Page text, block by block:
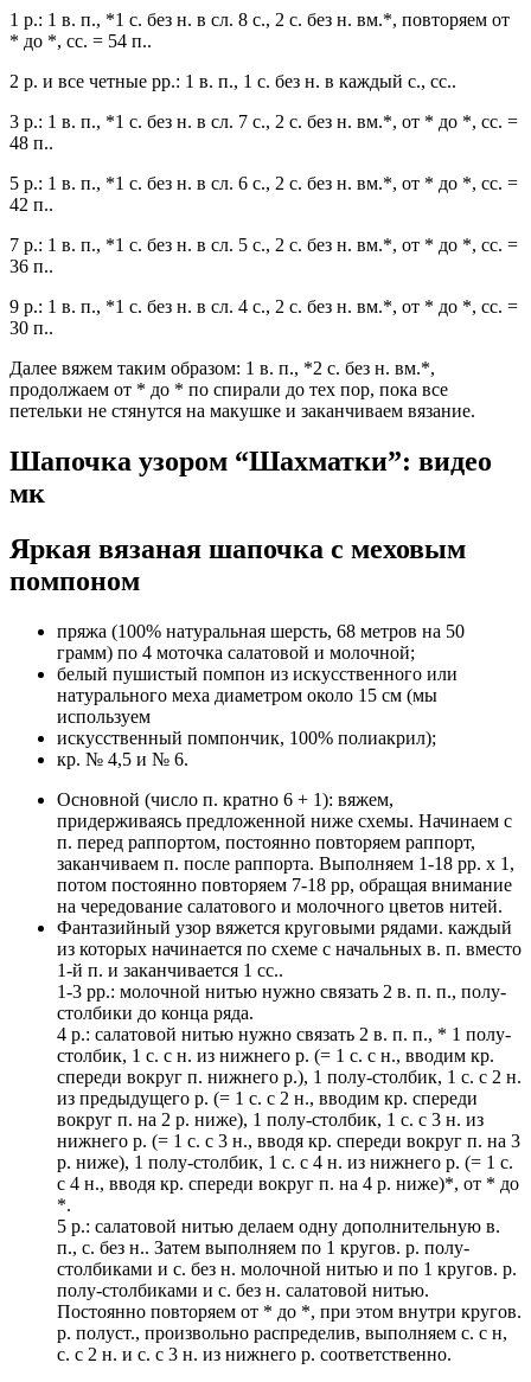
1 р.: 1 в. п., *1 с. без н. в сл. 8 с., 2 с. без н. вм.*, повторяем от
* до *, сс. = 54 п..
2 р. и все четные рр.: 1 в. п., 1 с. без н. в каждый с., сс..
3 р.: 1 в. п., *1 с. без н. в сл. 7 с., 2 с. без н. вм.*, от * до *, сс. =
48 п..
5 р.: 1 в. п., *1 с. без н. в сл. 6 с., 2 с. без н. вм.*, от * до *, сс. =
42 п..
7 р.: 1 в. п., *1 с. без н. в сл. 5 с., 2 с. без н. вм.*, от * до *, сс. =
36 п..
9 р.: 1 в. п., *1 с. без н. в сл. 4 с., 2 с. без н. вм.*, от * до *, сс. =
30 п..
Далее вяжем таким образом: 1 в. п., *2 с. без н. вм.*,
продолжаем от * до * по спирали до тех пор, пока все
петельки не стянутся на макушке и заканчиваем вязание.
Шапочка узором “Шахматки”: видео
мк
Яркая вязаная шапочка с меховым
помпоном
пряжа (100% натуральная шерсть, 68 метров на 50
грамм) по 4 моточка салатовой и молочной;
белый пушистый помпон из искусственного или
натурального меха диаметром около 15 см (мы
используем
искусственный помпончик, 100% полиакрил);
кр. № 4,5 и № 6.
Основной (число п. кратно 6 + 1): вяжем,
придерживаясь предложенной ниже схемы. Начинаем с
п. перед раппортом, постоянно повторяем раппорт,
заканчиваем п. после раппорта. Выполняем 1-18 рр. х 1,
потом постоянно повторяем 7-18 рр, обращая внимание
на чередование салатового и молочного цветов нитей.
Фантазийный узор вяжется круговыми рядами. каждый
из которых начинается по схеме с начальных в. п. вместо
1-й п. и заканчивается 1 сс..
1-3 рр.: молочной нитью нужно связать 2 в. п. п., полу-
столбики до конца ряда.
4 р.: салатовой нитью нужно связать 2 в. п. п., * 1 полу-
столбик, 1 с. с н. из нижнего р. (= 1 с. с н., вводим кр.
спереди вокруг п. нижнего р.), 1 полу-столбик, 1 с. с 2 н.
из предыдущего р. (= 1 с. с 2 н., вводим кр. спереди
вокруг п. на 2 р. ниже), 1 полу-столбик, 1 с. с 3 н. из
нижнего р. (= 1 с. с 3 н., вводя кр. спереди вокруг п. на 3
р. ниже), 1 полу-столбик, 1 с. с 4 н. из нижнего р. (= 1 с.
с 4 н., вводя кр. спереди вокруг п. на 4 р. ниже)*, от * до
*.
5 р.: салатовой нитью делаем одну дополнительную в.
п., с. без н.. Затем выполняем по 1 кругов. р. полу-
столбиками и с. без н. молочной нитью и по 1 кругов. р.
полу-столбиками и с. без н. салатовой нитью.
Постоянно повторяем от * до *, при этом внутри кругов.
р. полуст., произвольно распределив, выполняем с. с н,
с. с 2 н. и с. с 3 н. из нижнего р. соответственно.